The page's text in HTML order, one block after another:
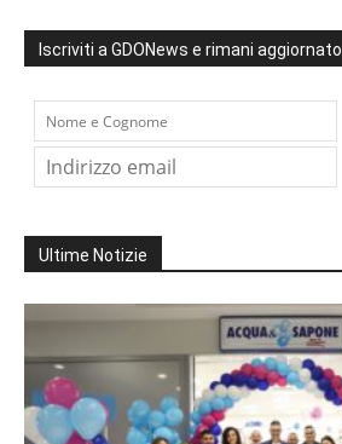
Iscriviti a GDONews e rimani aggiornato
Ultime Notizie